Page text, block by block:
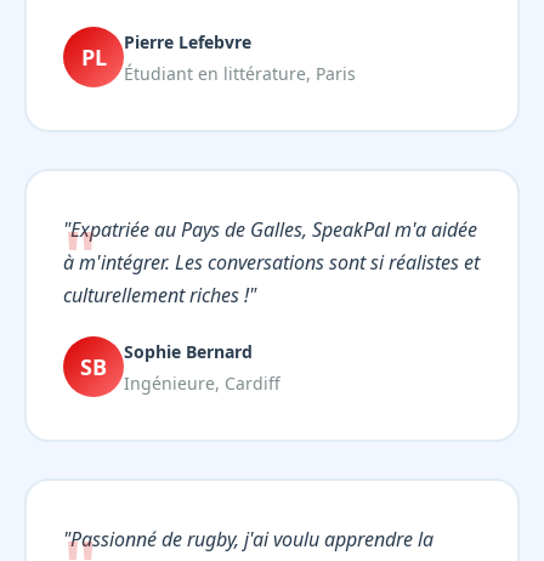
PL
Pierre Lefebvre
Étudiant en littérature, Paris
"Expatriée au Pays de Galles, SpeakPal m'a aidée
à m'intégrer. Les conversations sont si réalistes et
culturellement riches !"
SB
Sophie Bernard
Ingénieure, Cardiff
"Passionné de rugby, j'ai voulu apprendre la